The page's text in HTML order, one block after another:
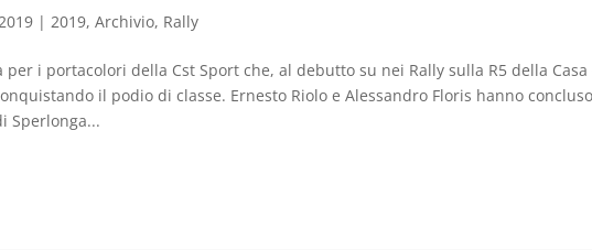
|2019,Archivio, Rally
i portacolori della Cst Sport che, al debutto su nei Rally sulla R5 della Casa
il podio di classe. Ernesto Riolo e Alessandro Floris hanno concluso
Sperlonga...